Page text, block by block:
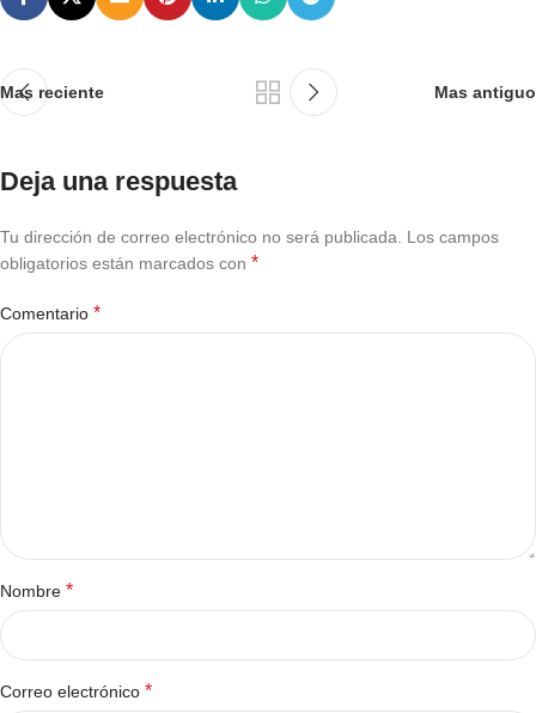
Mas reciente Mas antiguo
Deja una respuesta
Tu dirección de correo electrónico no será publicada.
Los campos
obligatorios están marcados con *
Comentario *
Nombre *
Correo electrónico *